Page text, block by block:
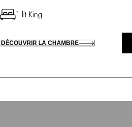
1 lit King
DÉCOUVRIR LA CHAMBRE